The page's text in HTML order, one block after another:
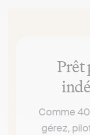
Prêt
Comme
gérez,